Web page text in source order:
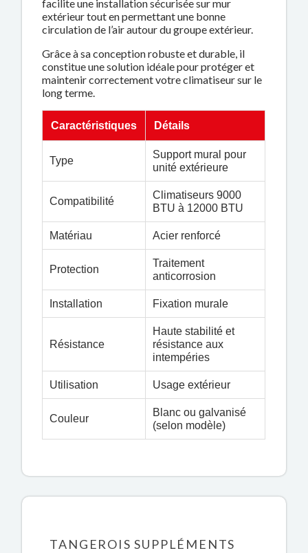
facilite une installation sécurisée sur mur
extérieur tout en permettant une bonne
circulation de l’air autour du groupe extérieur.
Grâce à sa conception robuste et durable, il
constitue une solution idéale pour protéger et
maintenir correctement votre climatiseur sur le
long terme.
Caractéristiques Détails
Type
Support mural pour
unité extérieure
Compatibilité
Climatiseurs 9000
BTU à 12000 BTU
Matériau Acier renforcé
Protection
Traitement
anticorrosion
Installation Fixation murale
Résistance
Haute stabilité et
résistance aux
intempéries
Utilisation Usage extérieur
Couleur
Blanc ou galvanisé
(selon modèle)
TANGEROIS SUPPLÉMENTS